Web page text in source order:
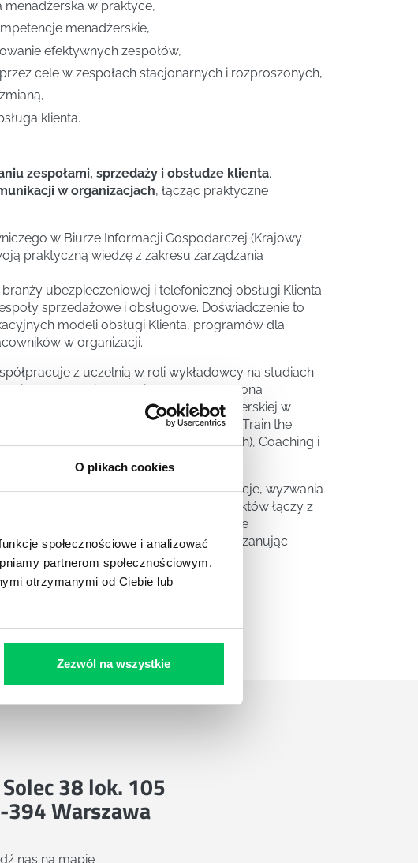
O plikach cookies
społecznościowe i analizować
partnerom społecznościowym,
otrzymanymi od Ciebie lub
Zezwól na wszystkie
menadżerska w praktyce,
menadżerskie,
efektywnych zespołów,
cele w zespołach stacjonarnych i rozproszonych,
klienta.
zespołami, sprzedaży i obsłudze klienta.
w organizacjach, łącząc praktyczne
w Biurze Informacji Gospodarczej (Krajowy
praktyczną wiedzę z zakresu zarządzania
ubezpieczeniowej i telefonicznej obsługi Klienta
sprzedażowe i obsługowe. Doświadczenie to
modeli obsługi Klienta, programów dla
w organizacji.
z uczelnią w roli wykładowcy na studiach
i kursów: Train the trainers „Ludzka Strona
prowadzenia szkoleń dla kadry menadżerskiej w
Praktyk NLP (cykl warsztatów: 80 h), Train the
Czym jest coaching? (warsztat 20 h), Coaching i
oparciu o doświadczenie i realne sytuacje, wyzwania
rzetelność w realizacji projektów łączy z
Znając biznes i posiadając wieloletnie
indywidualnie do każdego warsztatu szanując
38 lok. 105
Warszawa
nas na mapie